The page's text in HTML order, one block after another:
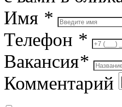
Имя *
Телефон *
Вакансия*
Комментарий